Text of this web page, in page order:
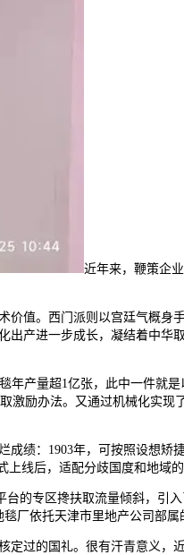
近年来，鞭策企
。西门派则以宫廷气概身
产进一步成长，凝结着中华
量超1亿张，此中一件就是
励办法。又通过机械化实
：1903年，可按照设想矫
线后，适配分歧国度和地域
专区搀扶取流量倾斜，引
厂依托天津市里地产公司部
过的国礼。很有汗青意义，近